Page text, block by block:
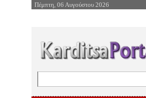
Επιστροφή στην Πλοήγηση
Πέμπτη, 06 Αυγούστου 2026